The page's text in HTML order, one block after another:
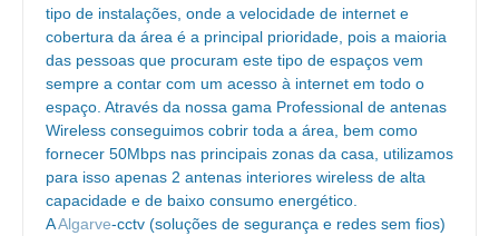
tipo de instalações, onde a velocidade de internet e
cobertura da área é a principal prioridade, pois a maioria
das pessoas que procuram este tipo de espaços vem
sempre a contar com um acesso à internet em todo o
espaço. Através da nossa gama Professional de antenas
Wireless conseguimos cobrir toda a área, bem como
fornecer 50Mbps nas principais zonas da casa, utilizamos
para isso apenas 2 antenas interiores wireless de alta
capacidade e de baixo consumo energético.
AAlgarve-cctv (soluções de segurança e redes sem fios)